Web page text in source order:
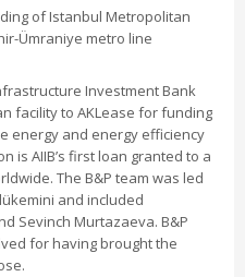
of Istanbul Metropolitan
Ümraniye metro line
Investment Bank
facility to AKLease for funding
energy and energy efficiency
is AIIB’s first loan granted to a
The B&P team was led
and included
Sevinch Murtazaeva. B&P
for having brought the